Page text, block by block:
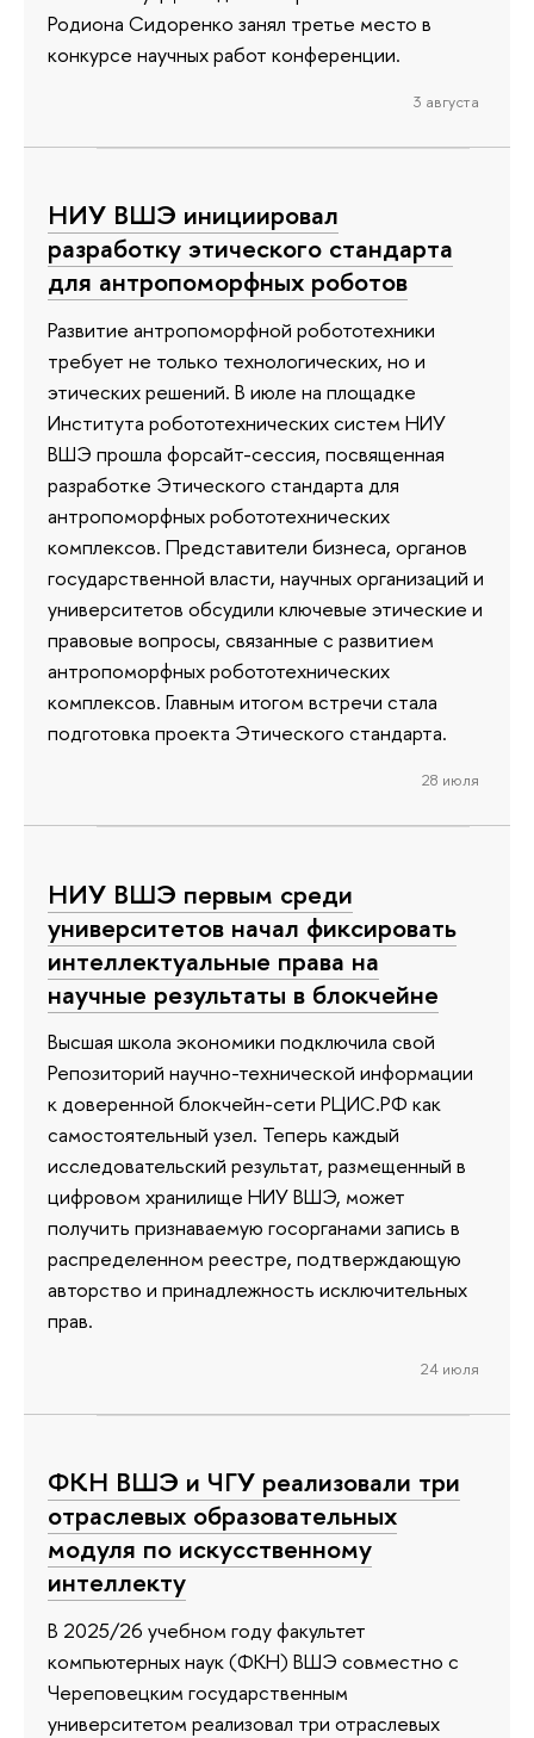
Родиона Сидоренко занял третье место в
конкурсе научных работ конференции.
3 августа
НИУ ВШЭ инициировал
разработку этического стандарта
для антропоморфных роботов
Развитие антропоморфной робототехники
требует не только технологических, но и
этических решений. В июле на площадке
Института робототехнических систем НИУ
ВШЭ прошла форсайт-сессия, посвященная
разработке Этического стандарта для
антропоморфных робототехнических
комплексов. Представители бизнеса, органов
государственной власти, научных организаций и
университетов обсудили ключевые этические и
правовые вопросы, связанные с развитием
антропоморфных робототехнических
комплексов. Главным итогом встречи стала
подготовка проекта Этического стандарта.
28 июля
НИУ ВШЭ первым среди
университетов начал фиксировать
интеллектуальные права на
научные результаты в блокчейне
Высшая школа экономики подключила свой
Репозиторий научно-технической информации
к доверенной блокчейн-сети РЦИС.РФ как
самостоятельный узел. Теперь каждый
исследовательский результат, размещенный в
цифровом хранилище НИУ ВШЭ, может
получить признаваемую госорганами запись в
распределенном реестре, подтверждающую
авторство и принадлежность исключительных
прав.
24 июля
ФКН ВШЭ и ЧГУ реализовали три
отраслевых образовательных
модуля по искусственному
интеллекту
В 2025/26 учебном году факультет
компьютерных наук (ФКН) ВШЭ совместно с
Череповецким государственным
университетом реализовал три отраслевых